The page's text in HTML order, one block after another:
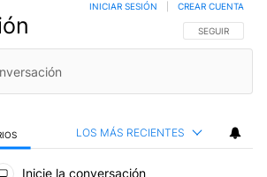
SIGA ESTA
SEGUIR
INICIAR SESIÓN CREAR CUENTA
LOS MÁS RECIENTES
Inicie la conversación